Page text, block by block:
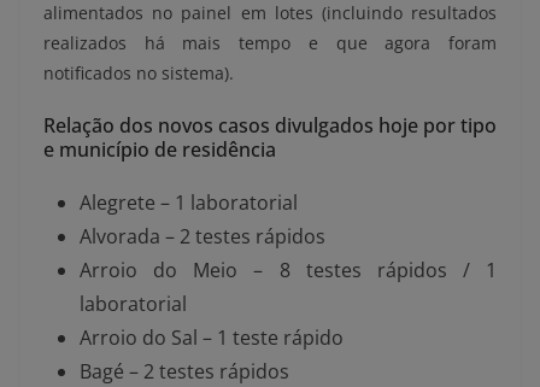
alimentados no painel em lotes (incluindo resultados
realizados há mais tempo e que agora foram
notificados no sistema).
Relação dos novos casos divulgados hoje por tipo
e município de residência
Alegrete – 1 laboratorial
Alvorada – 2 testes rápidos
Arroio do Meio – 8 testes rápidos / 1
laboratorial
Arroio do Sal – 1 teste rápido
Bagé – 2 testes rápidos